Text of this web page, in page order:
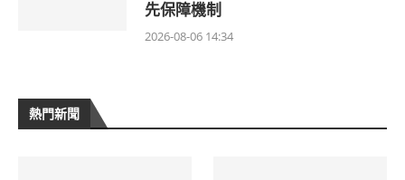
先保障機制
2026-08-06 14:34
熱門新聞